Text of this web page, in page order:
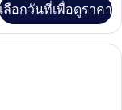
เลือกวันที่เพื่อดูราคา
ครื่องนอนระดับพรีเมียม,